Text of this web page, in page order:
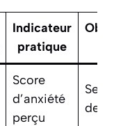
Indicateur
pratique
Score
d’anxiété
perçu
de